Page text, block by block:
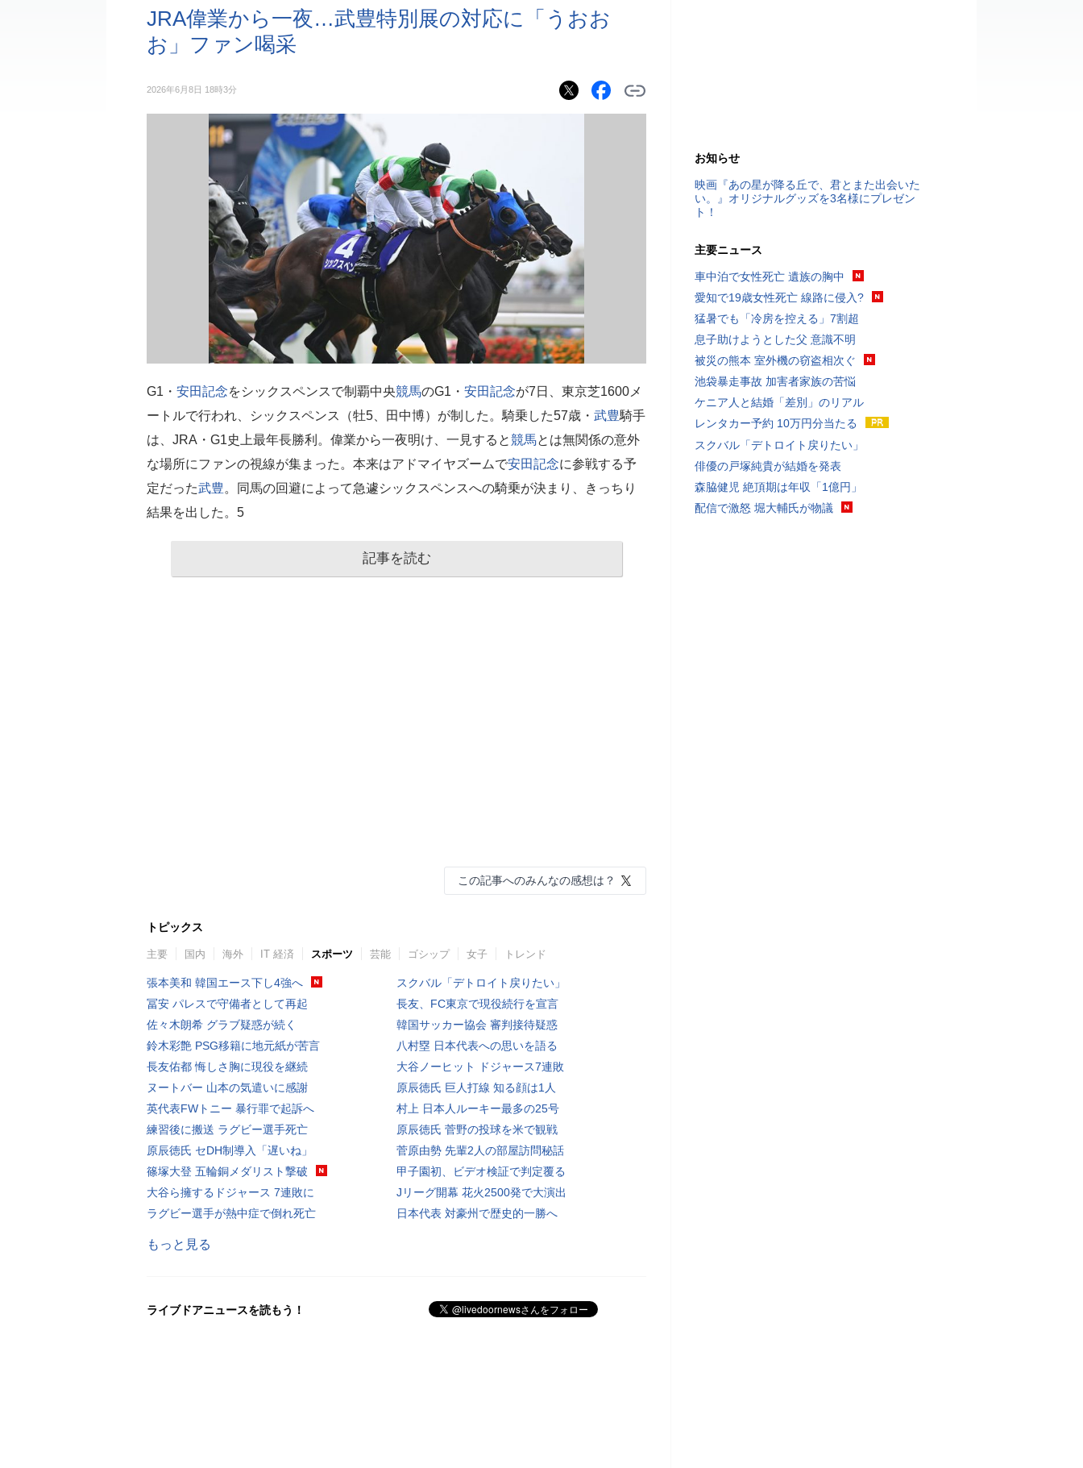
JRA偉業から一夜…武豊特別展の対応に「うおお
お」ファン喝采
2026年6月8日 18時3分
G1・ 安田記念をシックスペンスで制覇中央競馬のG1・ 安田記念が7日、東京芝1600メ
ートルで行われ、シックスペンス（牡5、田中博）が制した。騎乗した57歳・ 武豊騎手
は、JRA・G1史上最年長勝利。偉業から一夜明け、一見すると競馬とは無関係の意外
な場所にファンの視線が集まった。本来はアドマイヤズームで安田記念に参戦する予
定だった武豊。同馬の回避によって急遽シックスペンスへの騎乗が決まり、きっちり
結果を出した。5
記事を読む
この記事へのみんなの感想は？
トピックス
主要 国内 海外 IT 経済 スポーツ 芸能 ゴシップ 女子 トレンド
張本美和 韓国エース下し4強へ
冨安 パレスで守備者として再起
佐々木朗希 グラブ疑惑が続く
鈴木彩艶 PSG移籍に地元紙が苦言
長友佑都 悔しさ胸に現役を継続
ヌートバー 山本の気遣いに感謝
英代表FWトニー 暴行罪で起訴へ
練習後に搬送 ラグビー選手死亡
原辰徳氏 セDH制導入「遅いね」
篠塚大登 五輪銅メダリスト撃破
大谷ら擁するドジャース 7連敗に
ラグビー選手が熱中症で倒れ死亡
スクバル「デトロイト戻りたい」
長友、FC東京で現役続行を宣言
韓国サッカー協会 審判接待疑惑
八村塁 日本代表への思いを語る
大谷ノーヒット ドジャース7連敗
原辰徳氏 巨人打線 知る顔は1人
村上 日本人ルーキー最多の25号
原辰徳氏 菅野の投球を米で観戦
菅原由勢 先輩2人の部屋訪問秘話
甲子園初、ビデオ検証で判定覆る
Jリーグ開幕 花火2500発で大演出
日本代表 対豪州で歴史的一勝へ
もっと見る
ライブドアニュースを読もう！
お知らせ
映画『あの星が降る丘で、君とまた出会いた
い。』オリジナルグッズを3名様にプレゼン
ト！
主要ニュース
車中泊で女性死亡 遺族の胸中
愛知で19歳女性死亡 線路に侵入?
猛暑でも「冷房を控える」7割超
息子助けようとした父 意識不明
被災の熊本 室外機の窃盗相次ぐ
池袋暴走事故 加害者家族の苦悩
ケニア人と結婚「差別」のリアル
レンタカー予約 10万円分当たる
スクバル「デトロイト戻りたい」
俳優の戸塚純貴が結婚を発表
森脇健児 絶頂期は年収「1億円」
配信で激怒 堀大輔氏が物議